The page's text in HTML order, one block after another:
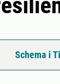
Schema i